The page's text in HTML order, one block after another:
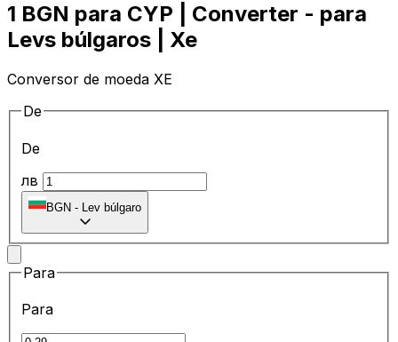
1 BGN para CYP | Converter - para
Levs búlgaros | Xe
Conversor de moeda XE
De
De
лв
BGN - Lev búlgaro
Para
Para